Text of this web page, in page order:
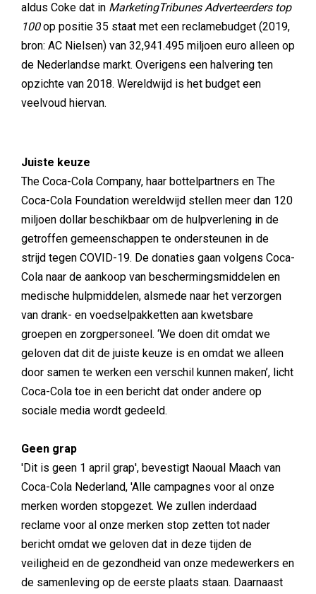
aldus Coke dat in MarketingTribunes Adverteerders top
100op positie 35 staat met een reclamebudget (2019,
bron: AC Nielsen) van 32,941.495 miljoen euro alleen op
de Nederlandse markt. Overigens een halvering ten
opzichte van 2018. Wereldwijd is het budget een
veelvoud hiervan.
Juiste keuze
The Coca-Cola Company, haar bottelpartners en The
Coca-Cola Foundation wereldwijd stellen meer dan 120
miljoen dollar beschikbaar om de hulpverlening in de
getroffen gemeenschappen te ondersteunen in de
strijd tegen COVID-19. De donaties gaan volgens Coca-
Cola naar de aankoop van beschermingsmiddelen en
medische hulpmiddelen, alsmede naar het verzorgen
van drank- en voedselpakketten aan kwetsbare
groepen en zorgpersoneel. ‘We doen dit omdat we
geloven dat dit de juiste keuze is en omdat we alleen
door samen te werken een verschil kunnen maken’, licht
Coca-Cola toe in een bericht dat onder andere op
sociale media wordt gedeeld.
Geen grap
'Dit is geen 1 april grap', bevestigt Naoual Maach van
Coca-Cola Nederland, 'Alle campagnes voor al onze
merken worden stopgezet. We zullen inderdaad
reclame voor al onze merken stop zetten tot nader
bericht omdat we geloven dat in deze tijden de
veiligheid en de gezondheid van onze medewerkers en
de samenleving op de eerste plaats staan. Daarnaast